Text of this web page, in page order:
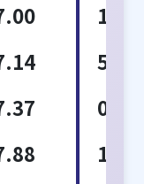
1
5
0010
10